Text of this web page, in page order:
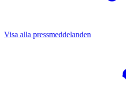
Visa alla pressmeddelanden